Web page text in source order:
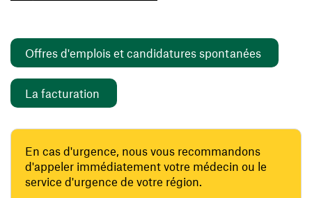
Offres d'emplois et candidatures spontanées
La facturation
En cas d'urgence, nous vous recommandons
d'appeler immédiatement votre médecin ou le
service d'urgence de votre région.